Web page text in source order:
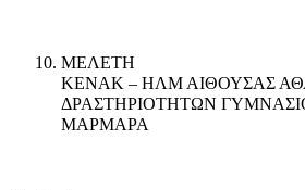
10. ΜΕΛΕΤΗ
ΚΕΝΑΚ – ΗΛΜ ΑΙΘΟΥΣΑΣ
ΔΡΑΣΤΗΡΙΟΤΗΤΩΝ
ΜΑΡΜΑΡΑ